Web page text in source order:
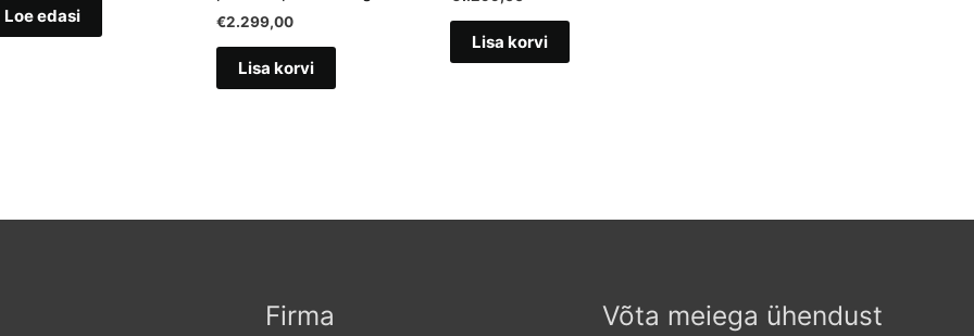
Loe edasi €2.299,00
Lisa korvi
Lisa korvi
Firma Võta meiega ühendust